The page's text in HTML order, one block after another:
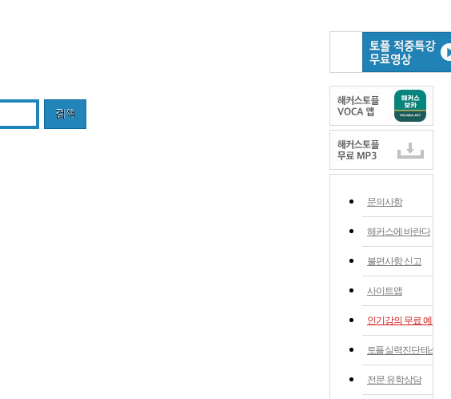
검색
문의사항
해커스에 바란다
불편사항 신고
사이트맵
인기강의 무료 예약
토플 실력 진단 테스트
전문 유학상담